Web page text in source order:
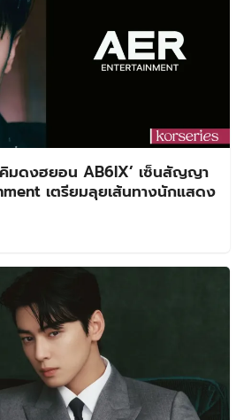
คิมดงฮยอน AB6IX’ เซ็นสัญญา
เตรียมลุยเส้นทางนักแสดง